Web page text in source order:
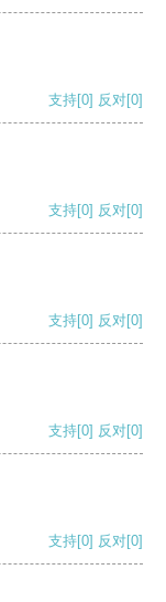
支持[0] 反对[0]
支持[0] 反对[0]
支持[0] 反对[0]
支持[0] 反对[0]
支持[0] 反对[0]